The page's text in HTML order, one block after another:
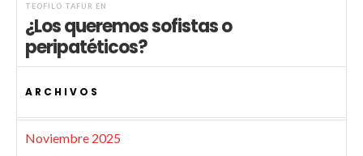
TEÓFILO TAFUR EN
¿Los queremos sofistas o
peripatéticos?
ARCHIVOS
Noviembre 2025